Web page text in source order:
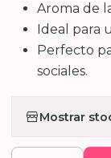
Aroma de
Ideal para
Perfecto
sociales.
Mostrar